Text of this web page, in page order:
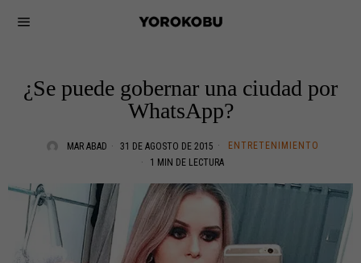
¿Se puede gobernar una ciudad por
WhatsApp?
MAR ABAD 31 DE AGOSTO DE 2015
ENTRETENIMIENTO
1 MIN DE LECTURA